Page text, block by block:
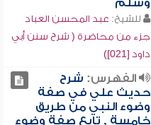
وسلم
للشيخ: عبد المحسن العباد
جزء من محاضرة ( شرح سنن أبي
داود [021])
الفهرس: شرح
حديث علي في صفة
وضوء النبي من طريق
خامسة , تابع صفة وضوء